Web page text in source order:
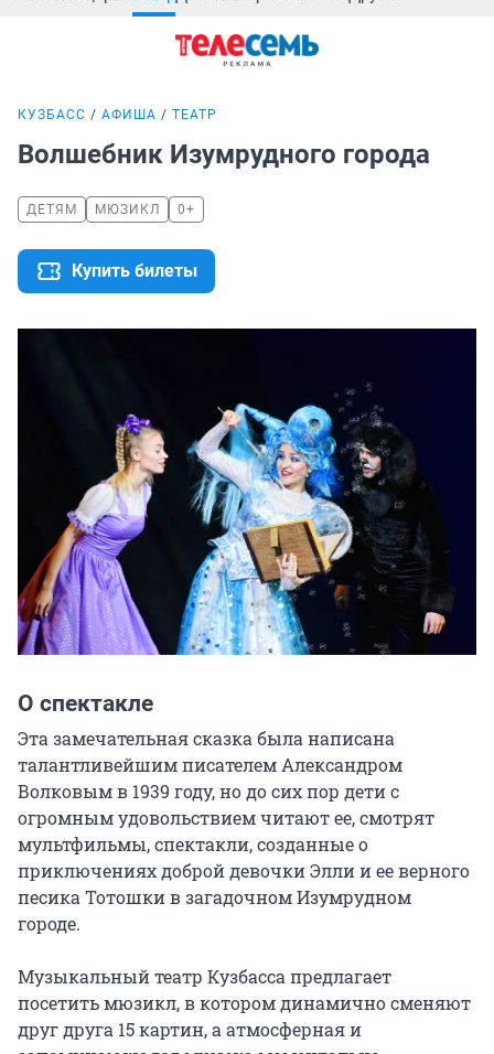
КУЗБАСС АФИША ТЕАТР
Волшебник Изумрудного города
ДЕТЯМ МЮЗИКЛ 0+
Купить билеты
О спектакле
Эта замечательная сказка была написана
талантливейшим писателем Александром
Волковым в 1939 году, но до сих пор дети с
огромным удовольствием читают ее, смотрят
мультфильмы, спектакли, созданные о
приключениях доброй девочки Элли и ее верного
песика Тотошки в загадочном Изумрудном
городе.
Музыкальный театр Кузбасса предлагает
посетить мюзикл, в котором динамично сменяют
друг друга 15 картин, а атмосферная и